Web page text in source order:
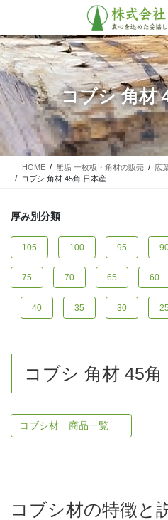
テ
ン
ツ
に
移
ゲ
ー
シ
ョ
ン
コブシ 角材
HOME 無垢 一枚板・角材の販売 広
コブシ 角材 45角 日本産
厚み別分類
105 100 95
75 70 65 60
40 35 30 25
コブシ 角材 45角
コブシ材 商品一覧
コブシ材の特徴と